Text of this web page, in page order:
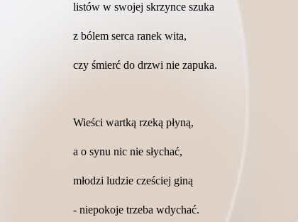
listów w swojej skrzynce szuka
z bólem serca ranek wita,
czy śmierć do drzwi nie zapuka.
Wieści wartką rzeką płyną,
a o synu nic nie słychać,
młodzi ludzie cześciej giną
- niepokoje trzeba wdychać.